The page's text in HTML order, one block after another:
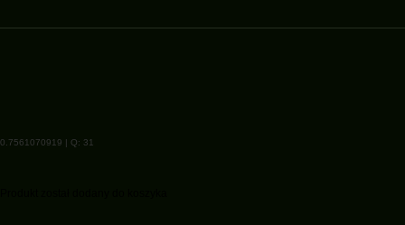
0.7561070919 | Q: 31